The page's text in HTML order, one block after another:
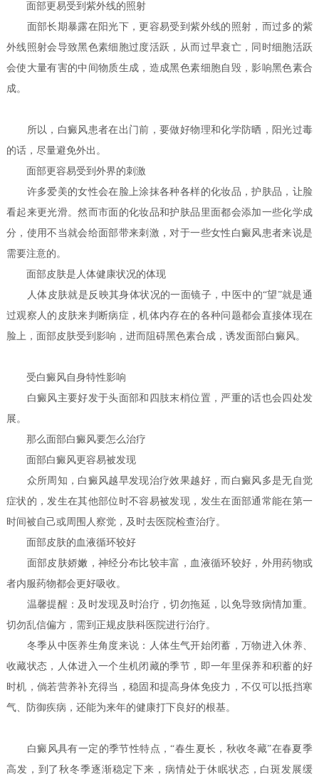
面部更易受到紫外线的照射
面部长期暴露在阳光下，更容易受到紫外线的照射，而过多的紫
外线照射会导致黑色素细胞过度活跃，从而过早衰亡，同时细胞活跃
会使大量有害的中间物质生成，造成黑色素细胞自毁，影响黑色素合
成。
所以，白癜风患者在出门前，要做好物理和化学防晒，阳光过毒
的话，尽量避免外出。
面部更容易受到外界的刺激
许多爱美的女性会在脸上涂抹各种各样的化妆品，护肤品，让脸
看起来更光滑。然而市面的化妆品和护肤品里面都会添加一些化学成
分，使用不当就会给面部带来刺激，对于一些女性白癜风患者来说是
需要注意的。
面部皮肤是人体健康状况的体现
人体皮肤就是反映其身体状况的一面镜子，中医中的“望”就是通
过观察人的皮肤来判断病症，机体内存在的各种问题都会直接体现在
脸上，面部皮肤受到影响，进而阻碍黑色素合成，诱发面部白癜风。
受白癜风自身特性影响
白癜风主要好发于头面部和四肢末梢位置，严重的话也会四处发
展。
那么面部白癜风要怎么治疗
面部白癜风更容易被发现
众所周知，白癜风越早发现治疗效果越好，而白癜风多是无自觉
症状的，发生在其他部位时不容易被发现，发生在面部通常能在第一
时间被自己或周围人察觉，及时去医院检查治疗。
面部皮肤的血液循环较好
面部皮肤娇嫩，神经分布比较丰富，血液循环较好，外用药物或
者内服药物都会更好吸收。
温馨提醒：及时发现及时治疗，切勿拖延，以免导致病情加重。
切勿乱信偏方，需到正规皮肤科医院进行治疗。
冬季从中医养生角度来说：人体生气开始闭蓄，万物进入休养、
收藏状态，人体进入一个生机闭藏的季节，即一年里保养和积蓄的好
时机，倘若营养补充得当，稳固和提高身体免疫力，不仅可以抵挡寒
气、防御疾病，还能为来年的健康打下良好的根基。
白癜风具有一定的季节性特点，“春生夏长，秋收冬藏”在春夏季
高发，到了秋冬季逐渐稳定下来，病情处于休眠状态，白斑发展缓